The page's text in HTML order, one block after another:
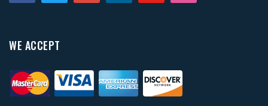
WE ACCEPT